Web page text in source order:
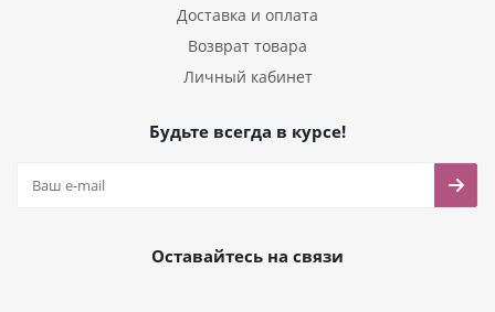
Доставка и оплата
Возврат товара
Личный кабинет
Будьте всегда в курсе!
Оставайтесь на связи